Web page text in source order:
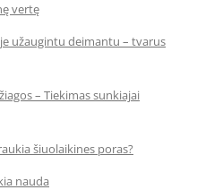
vertę
užaugintu deimantu – tvarus
– Tiekimas sunkiajai
šiuolaikines poras?
nauda